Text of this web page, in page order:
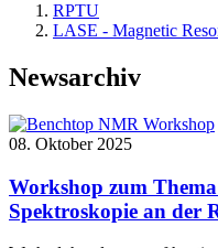
RPTU
LASE - Magnetic
Newsarchiv
08. Oktober 2025
Workshop zum
Spektroskopie an der